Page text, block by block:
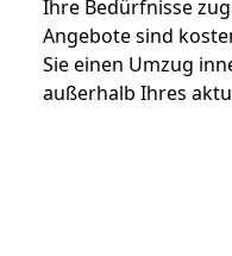
Ihre Bedürfnisse
Angebote sind
Sie einen Umzug
außerhalb Ihres